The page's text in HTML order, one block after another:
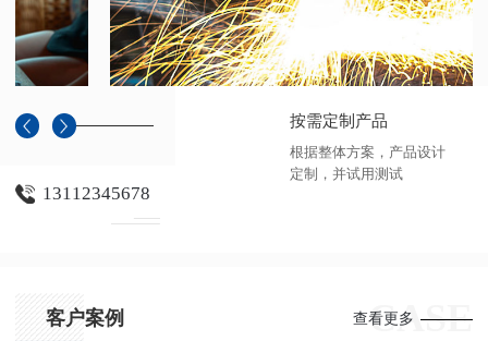
按需定制产品
根据整体方案，产品设计
定制，并试用测试
13112345678
客户案例 CASE
查看更多